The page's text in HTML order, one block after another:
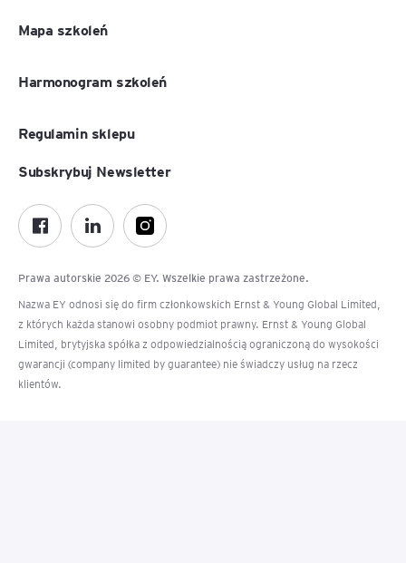
Mapa szkoleń
Harmonogram szkoleń
Regulamin sklepu
Prawa autorskie 2026 © EY. Wszelkie prawa zastrzeżone.
Nazwa EY odnosi się do firm członkowskich Ernst & Young Global Limited,
z których każda stanowi osobny podmiot prawny. Ernst & Young Global
Limited, brytyjska spółka z odpowiedzialnością ograniczoną do wysokości
gwarancji (company limited by guarantee) nie świadczy usług na rzecz
klientów.
Subskrybuj Newsletter